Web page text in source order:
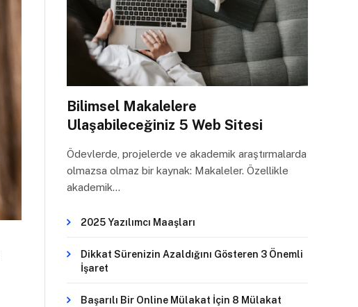
Bilimsel Makalelere
Ulaşabileceğiniz 5 Web Sitesi
Ödevlerde, projelerde ve akademik araştırmalarda
olmazsa olmaz bir kaynak: Makaleler. Özellikle
akademik…
2025 Yazılımcı Maaşları
Dikkat Sürenizin Azaldığını Gösteren 3 Önemli
İşaret
Başarılı Bir Online Mülakat İçin 8 Mülakat